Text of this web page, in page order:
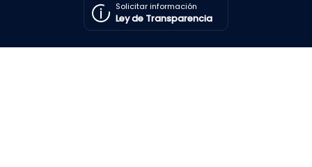
Solicitar información
Ley de Transparencia